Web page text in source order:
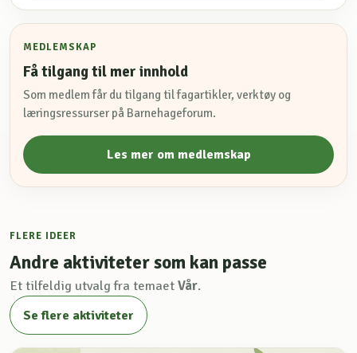
MEDLEMSKAP
Få tilgang til mer innhold
Som medlem får du tilgang til fagartikler, verktøy og
læringsressurser på Barnehageforum.
Les mer om medlemskap
FLERE IDEER
Andre aktiviteter som kan passe
Et tilfeldig utvalg fra temaet Vår.
Se flere aktiviteter